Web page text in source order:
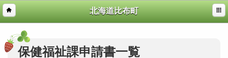
北海道比布町
保健福祉課申請書一覧